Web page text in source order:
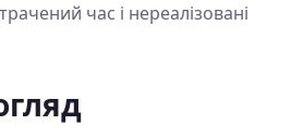
час і нереалізовані